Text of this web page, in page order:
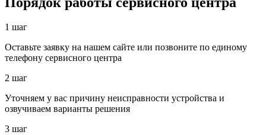
1 шаг
Оставьте заявку на нашем сайте или позвоните по единому
телефону сервисного центра
2 шаг
Уточняем у вас причину неисправности устройства и
озвучиваем варианты решения
3 шаг